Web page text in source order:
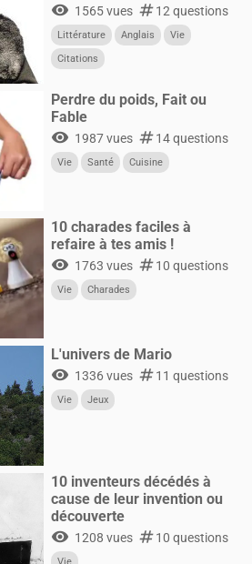
visibility 1565 vues numbers12 questions
Littérature Anglais
Vie
Citations
Perdre du poids, Fait ou
Fable
visibility 1987 vues numbers14 questions
Vie Santé Cuisine
10 charades faciles à
refaire à tes amis !
visibility 1763 vues numbers10 questions
Vie Charades
L'univers de Mario
visibility 1336 vues numbers11 questions
Vie Jeux
10 inventeurs décédés à
cause de leur invention ou
découverte
visibility 1208 vues numbers10 questions